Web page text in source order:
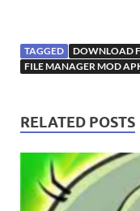
TAGGED
DOWNLOAD
FILE MANAGER MOD
RELATED POSTS